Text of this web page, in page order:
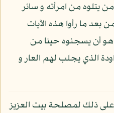
يتلوه من امرأته و سائر
ما رأوا هذه الآيات
هو أن يسجنوه حينا من
الذي يجلب لهم العار و
على ذلك لمصلحة بيت العزيز